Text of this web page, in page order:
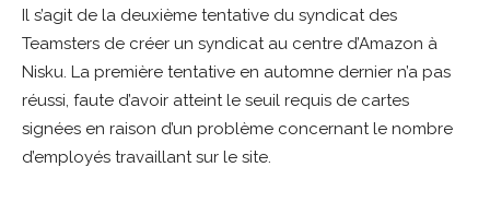
Il s’agit de la deuxième tentative du syndicat des
Teamsters de créer un syndicat au centre d’Amazon à
Nisku. La première tentative en automne dernier n’a pas
réussi, faute d’avoir atteint le seuil requis de cartes
signées en raison d’un problème concernant le nombre
d’employés travaillant sur le site.